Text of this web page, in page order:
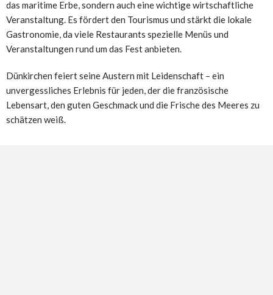
das maritime Erbe, sondern auch eine wichtige wirtschaftliche
Veranstaltung. Es fördert den Tourismus und stärkt die lokale
Gastronomie, da viele Restaurants spezielle Menüs und
Veranstaltungen rund um das Fest anbieten.
Dünkirchen feiert seine Austern mit Leidenschaft – ein
unvergessliches Erlebnis für jeden, der die französische
Lebensart, den guten Geschmack und die Frische des Meeres zu
schätzen weiß.